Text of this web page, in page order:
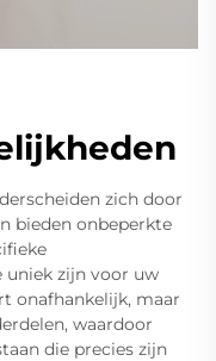
zich door
bieden onbeperkte
uniek zijn voor uw
onafhankelijk, maar
waardoor
die precies zijn